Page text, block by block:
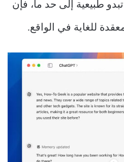
تبدو طبيعية إلى حد ما، فإن
للغاية في الواقع.